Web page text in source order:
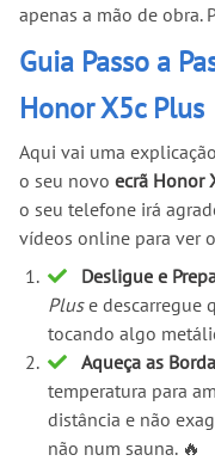
apenas a mão de obra.
Guia Passo a
Honor X5c Plus
Aqui vai uma
o seu novo ecrã Honor
o seu telefone irá
vídeos online para ver
Desligue e
Pluse descarregue
tocando algo
Aqueça as
temperatura para
distância e não
não num sauna. 🔥